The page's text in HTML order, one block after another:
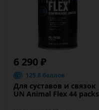
6 290 ₽
125.8 баллов
Для суставов и связок
UN Animal Flex 44 packs